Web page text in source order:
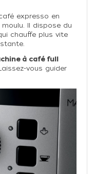
expresso en
Il dispose du
chauffe plus vite
à café full
vous guider